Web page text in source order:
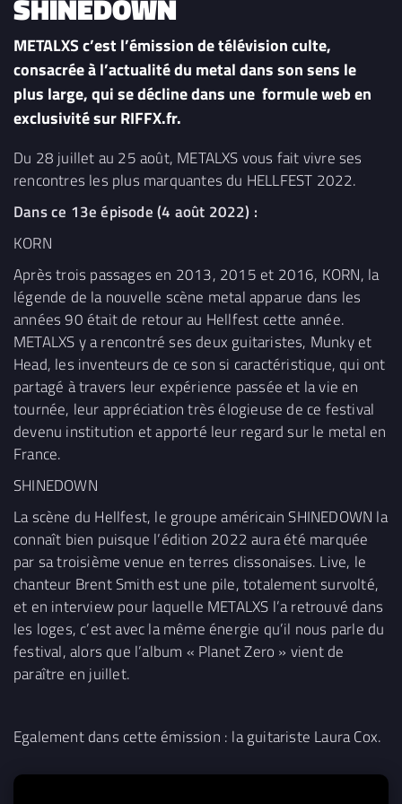
SHINEDOWN
METALXS c’est l’émission de télévision culte,
consacrée à l’actualité du metal dans son sens le
plus large, qui se décline dans une formule web en
exclusivité sur RIFFX.fr.
Du 28 juillet au 25 août, METALXS vous fait vivre ses
rencontres les plus marquantes du HELLFEST 2022.
Dans ce 13e épisode (4 août 2022) :
KORN
Après trois passages en 2013, 2015 et 2016, KORN, la
légende de la nouvelle scène metal apparue dans les
années 90 était de retour au Hellfest cette année.
METALXS y a rencontré ses deux guitaristes, Munky et
Head, les inventeurs de ce son si caractéristique, qui ont
partagé à travers leur expérience passée et la vie en
tournée, leur appréciation très élogieuse de ce festival
devenu institution et apporté leur regard sur le metal en
France.
SHINEDOWN
La scène du Hellfest, le groupe américain SHINEDOWN la
connaît bien puisque l’édition 2022 aura été marquée
par sa troisième venue en terres clissonaises. Live, le
chanteur Brent Smith est une pile, totalement survolté,
et en interview pour laquelle METALXS l’a retrouvé dans
les loges, c’est avec la même énergie qu’il nous parle du
festival, alors que l’album « Planet Zero » vient de
paraître en juillet.
Egalement dans cette émission : la guitariste Laura Cox.